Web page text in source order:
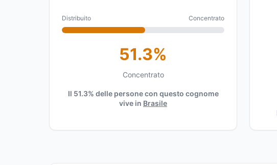
Distribuito Concentrato
51.3%
Concentrato
Il 51.3% delle persone con questo cognome
vive in Brasile